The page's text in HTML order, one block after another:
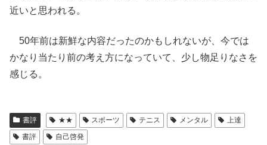
近いと思われる。
50年前は新鮮な内容だったのかもしれないが、今では
かなり当たり前の考え方になっていて、少し物足りなさを
感じる。
書評 ★★ スポーツ テニス メンタル
上達
書評
自己啓発